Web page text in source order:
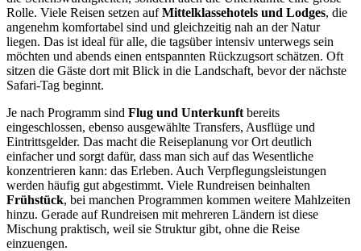
Rolle. Viele Reisen setzen aufMittelklassehotels und Lodges, die
angenehm komfortabel sind und gleichzeitig nah an der Natur
liegen. Das ist ideal für alle, die tagsüber intensiv unterwegs sein
möchten und abends einen entspannten Rückzugsort schätzen. Oft
sitzen die Gäste dort mit Blick in die Landschaft, bevor der nächste
Safari-Tag beginnt.
Je nach Programm sind Flug und Unterkunft bereits
eingeschlossen, ebenso ausgewählte Transfers, Ausflüge und
Eintrittsgelder. Das macht die Reiseplanung vor Ort deutlich
einfacher und sorgt dafür, dass man sich auf das Wesentliche
konzentrieren kann: das Erleben. Auch Verpflegungsleistungen
werden häufig gut abgestimmt. Viele Rundreisen beinhalten
Frühstück, bei manchen Programmen kommen weitere Mahlzeiten
hinzu. Gerade auf Rundreisen mit mehreren Ländern ist diese
Mischung praktisch, weil sie Struktur gibt, ohne die Reise
einzuengen.